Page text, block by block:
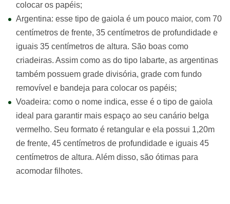
colocar os papéis;
Argentina: esse tipo de gaiola é um pouco maior, com 70
centímetros de frente, 35 centímetros de profundidade e
iguais 35 centímetros de altura. São boas como
criadeiras. Assim como as do tipo labarte, as argentinas
também possuem grade divisória, grade com fundo
removível e bandeja para colocar os papéis;
Voadeira: como o nome indica, esse é o tipo de gaiola
ideal para garantir mais espaço ao seu canário belga
vermelho. Seu formato é retangular e ela possui 1,20m
de frente, 45 centímetros de profundidade e iguais 45
centímetros de altura. Além disso, são ótimas para
acomodar filhotes.